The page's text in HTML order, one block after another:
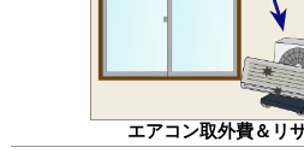
エアコン取外費＆リ